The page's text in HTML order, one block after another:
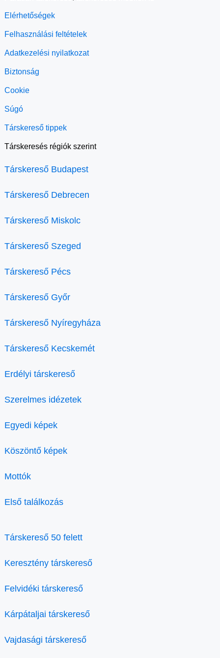
Elérhetőségek
Felhasználási feltételek
Adatkezelési nyilatkozat
Biztonság
Cookie
Súgó
Társkereső tippek
Társkeresés régiók szerint
Társkereső Budapest
Társkereső Debrecen
Társkereső Miskolc
Társkereső Szeged
Társkereső Pécs
Társkereső Győr
Társkereső Nyíregyháza
Társkereső Kecskemét
Erdélyi társkereső
Szerelmes idézetek
Egyedi képek
Köszöntő képek
Mottók
Első találkozás
Társkereső 50 felett
Keresztény társkereső
Felvidéki társkereső
Kárpátaljai társkereső
Vajdasági társkereső